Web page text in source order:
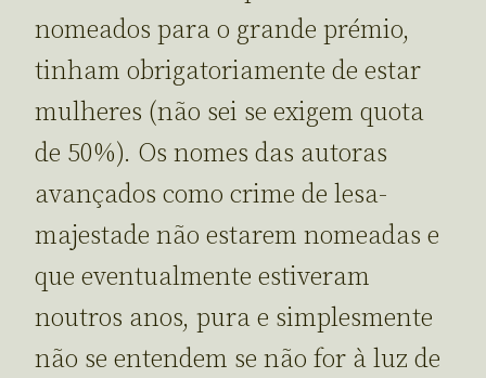
nomeados para o grande prémio,
tinham obrigatoriamente de estar
mulheres (não sei se exigem quota
de 50%). Os nomes das autoras
avançados como crime de lesa-
majestade não estarem nomeadas e
que eventualmente estiveram
noutros anos, pura e simplesmente
não se entendem se não for à luz de